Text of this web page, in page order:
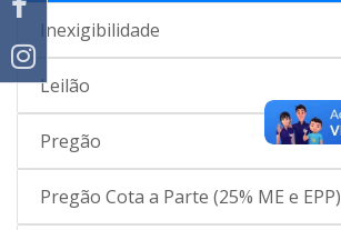
Inexigibilidade
Leilão
Pregão
Pregão Cota a Parte (25% ME e EPP)